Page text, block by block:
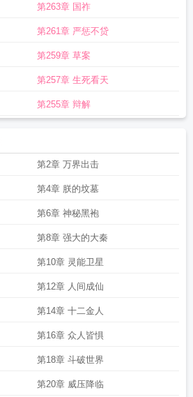
第263章 国祚
第261章 严惩不贷
第259章 草案
第257章 生死看天
第255章 辩解
第2章 万界出击
第4章 朕的坟墓
第6章 神秘黑袍
第8章 强大的大秦
第10章 灵能卫星
第12章 人间成仙
第14章 十二金人
第16章 众人皆惧
第18章 斗破世界
第20章 威压降临